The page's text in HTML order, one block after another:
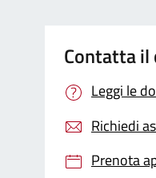
Contatta il
Leggi le
Richiedi
Prenota